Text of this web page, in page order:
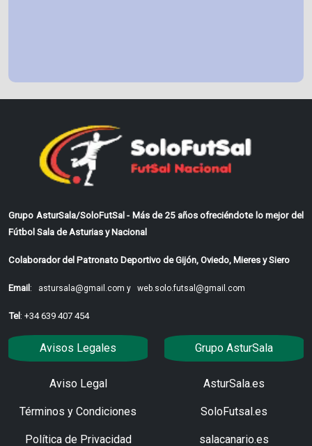
Grupo AsturSala/SoloFutSal - Más de 25 años ofreciéndote lo mejor del
Fútbol Sala de Asturias y Nacional
Colaborador del Patronato Deportivo de Gijón, Oviedo, Mieres y Siero
Email: astursala@gmail.com y web.solo.futsal@gmail.com
Tel: +34 639 407 454
Avisos Legales
Aviso Legal
Términos y Condiciones
Política de Privacidad
Grupo AsturSala
AsturSala.es
SoloFutsal.es
salacanario.es